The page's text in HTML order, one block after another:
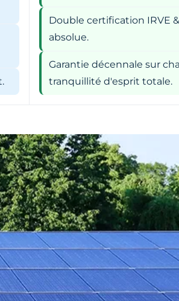
Double certification IRVE
absolue.
Garantie décennale sur
tranquillité d'esprit totale.